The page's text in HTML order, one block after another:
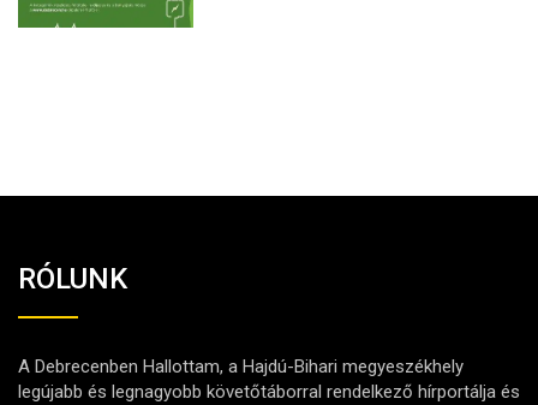
RÓLUNK
A Debrecenben Hallottam, a Hajdú-Bihari megyeszékhely
legújabb és legnagyobb követőtáborral rendelkező hírportálja és